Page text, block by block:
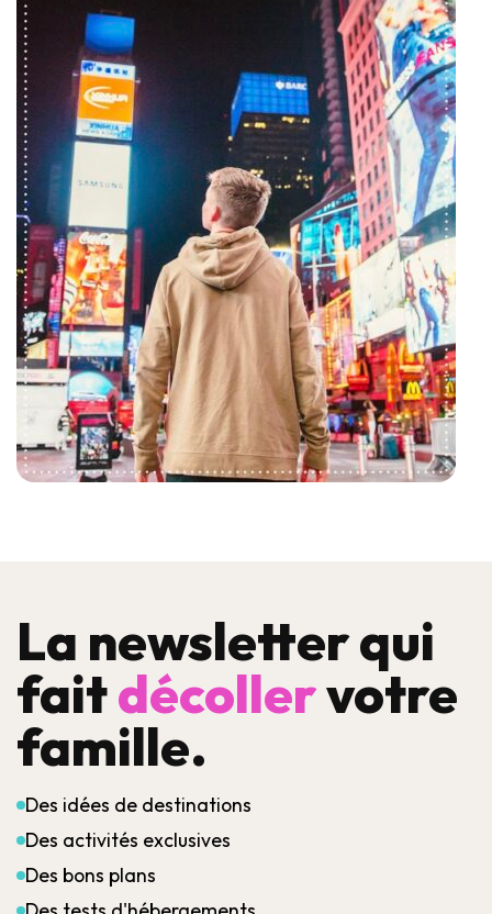
La newsletter qui
faitdécollervotre
famille.
Des idées de destinations
Des activités exclusives
Des bons plans